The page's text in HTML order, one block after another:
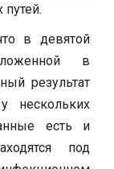
в девятой
в
результат
нескольких
есть и
под